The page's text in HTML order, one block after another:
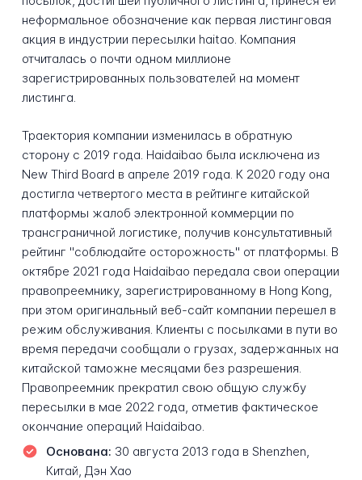
неформальное обозначение как первая листинговая
акция в индустрии пересылки haitao. Компания
отчиталась о почти одном миллионе
зарегистрированных пользователей на момент
листинга.
Траектория компании изменилась в обратную
сторону с 2019 года. Haidaibao была исключена из
New Third Board в апреле 2019 года. К 2020 году она
достигла четвертого места в рейтинге китайской
платформы жалоб электронной коммерции по
трансграничной логистике, получив консультативный
рейтинг "соблюдайте осторожность" от платформы. В
октябре 2021 года Haidaibao передала свои операции
правопреемнику, зарегистрированному в Hong Kong,
при этом оригинальный веб-сайт компании перешел в
режим обслуживания. Клиенты с посылками в пути во
время передачи сообщали о грузах, задержанных на
китайской таможне месяцами без разрешения.
Правопреемник прекратил свою общую службу
пересылки в мае 2022 года, отметив фактическое
окончание операций Haidaibao.
Основана: 30 августа 2013 года в Shenzhen,
Китай, Дэн Хао